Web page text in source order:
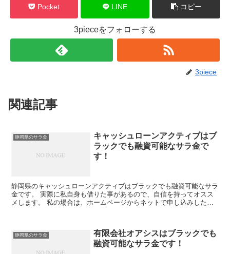
Pocket LINE コピー
3pieceをフォローする
3piece
関連記事
静岡県のサラ金
キャッシュローンアクティブはブ
ラックでも融資可能なサラ金で
す！
静岡県のキャッシュローンアクティブはブラックでも融資可能なサラ
金です。 実際に私自身も借りた事があるので、自信を持ってオスス
メします。 私の場合は、ホームページからネットで申し込みした後
静岡県のサラ金
有限会社オアシスはブラックでも
融資可能なサラ金です！